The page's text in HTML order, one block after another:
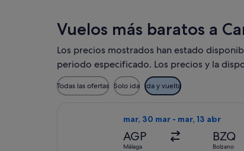
Vuelos más baratos a
Los precios mostrados han estado
periodo especificado. Los precios y la
Todas las ofertas Solo ida Ida y vuelta
mar, 30 mar - mar, 13 abr
AGP
Málaga
BZQ
Bolzano